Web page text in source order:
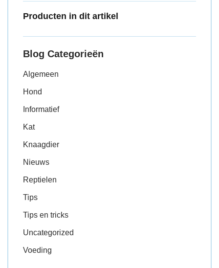
Producten in dit artikel
Blog Categorieën
Algemeen
Hond
Informatief
Kat
Knaagdier
Nieuws
Reptielen
Tips
Tips en tricks
Uncategorized
Voeding